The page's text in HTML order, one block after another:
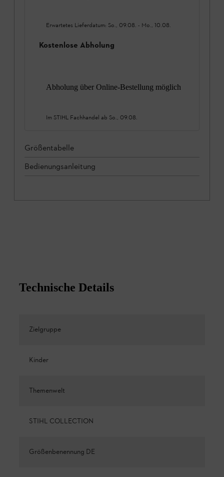
Erwartetes Lieferdatum: So., 09.08. - Mo., 10.08.
Kostenlose Abholung
Abholung über Online-Bestellung möglich
Im STIHL Fachhandel ab So., 09.08.
Größentabelle
Bedienungsanleitung
Technische Details
Zielgruppe
Kinder
Themenwelt
STIHL COLLECTION
Größenbenennung DE